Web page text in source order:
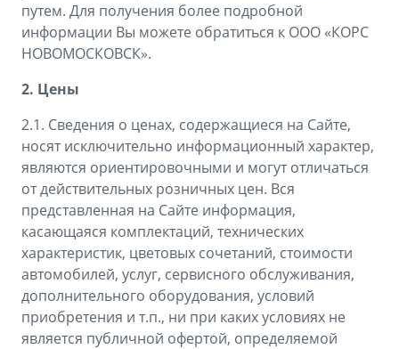
путем. Для получения более подробной
информации Вы можете обратиться к ООО «КОРС
НОВОМОСКОВСК».
2. Цены
2.1. Сведения о ценах, содержащиеся на Сайте,
носят исключительно информационный характер,
являются ориентировочными и могут отличаться
от действительных розничных цен. Вся
представленная на Сайте информация,
касающаяся комплектаций, технических
характеристик, цветовых сочетаний, стоимости
автомобилей, услуг, сервисного обслуживания,
дополнительного оборудования, условий
приобретения и т.п., ни при каких условиях не
является публичной офертой, определяемой